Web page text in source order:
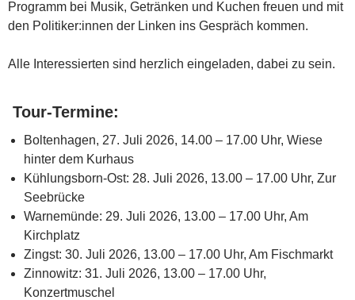
Programm bei Musik, Getränken und Kuchen freuen und mit
den Politiker:innen der Linken ins Gespräch kommen.
Alle Interessierten sind herzlich eingeladen, dabei zu sein.
Tour-Termine:
Boltenhagen, 27. Juli 2026, 14.00 – 17.00 Uhr, Wiese
hinter dem Kurhaus
Kühlungsborn-Ost: 28. Juli 2026, 13.00 – 17.00 Uhr, Zur
Seebrücke
Warnemünde: 29. Juli 2026, 13.00 – 17.00 Uhr, Am
Kirchplatz
Zingst: 30. Juli 2026, 13.00 – 17.00 Uhr, Am Fischmarkt
Zinnowitz: 31. Juli 2026, 13.00 – 17.00 Uhr,
Konzertmuschel